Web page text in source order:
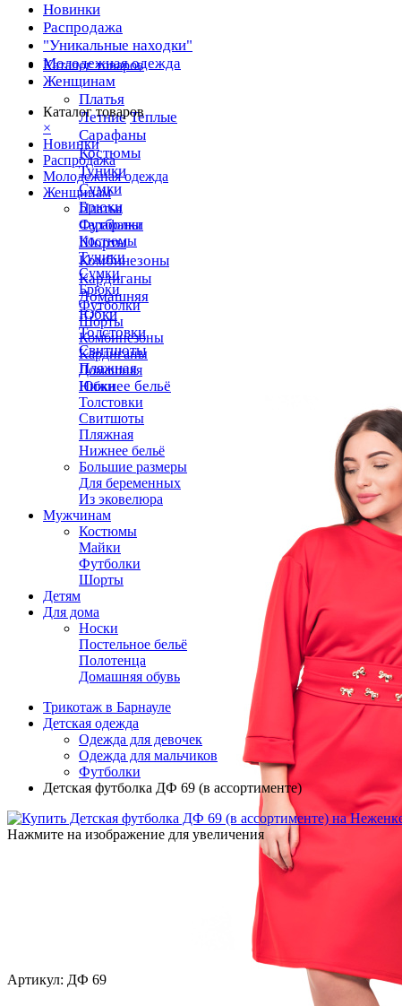
Новинки
Распродажа
"Уникальные находки"
Молодежная одежда
Женщинам
Платья
Летние Теплые
Сарафаны
Костюмы
Туники
Сумки
Брюки
Футболки
Шорты
Комбинезоны
Кардиганы
Домашняя
Юбки
Толстовки
Свитшоты
Пляжная
Нижнее бельё
Каталог товаров
Каталог товаров
×
Новинки
Распродажа
Молодежная одежда
Женщинам
Платья
Сарафаны
Костюмы
Туники
Сумки
Брюки
Футболки
Шорты
Комбинезоны
Кардиганы
Домашняя
Юбки
Толстовки
Свитшоты
Пляжная
Нижнее бельё
Большие размеры
Для беременных
Из эковелюра
Мужчинам
Костюмы
Майки
Футболки
Шорты
Детям
Для дома
Носки
Постельное бельё
Полотенца
Домашняя обувь
Трикотаж в Барнауле
Детская одежда
Одежда для девочек
Одежда для мальчиков
Футболки
Детская футболка ДФ 69 (в ассортименте)
Нажмите на изображение для увеличения
Артикул: ДФ 69